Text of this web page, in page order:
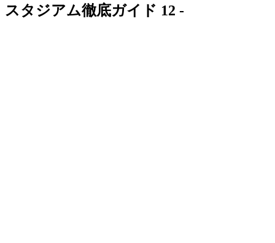
スタジアム徹底ガイド 12 ‐